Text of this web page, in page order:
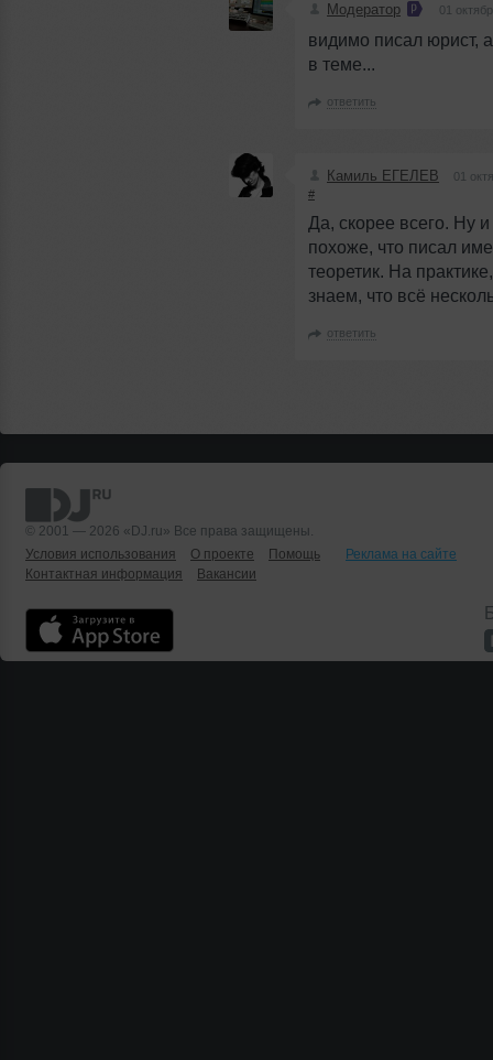
Модератор 01
видимо писал юрист,
в теме...
ответить
Камиль ЕГЕЛЕВ
01
#
Да, скорее всего. Ну
похоже, что писал
теоретик. На
знаем, что всё
ответить
© 2001 — 2026 «DJ.ru» Все права защищены.
Условия использования
О проекте Помощь
Реклама на сайте
Контактная информация
Вакансии